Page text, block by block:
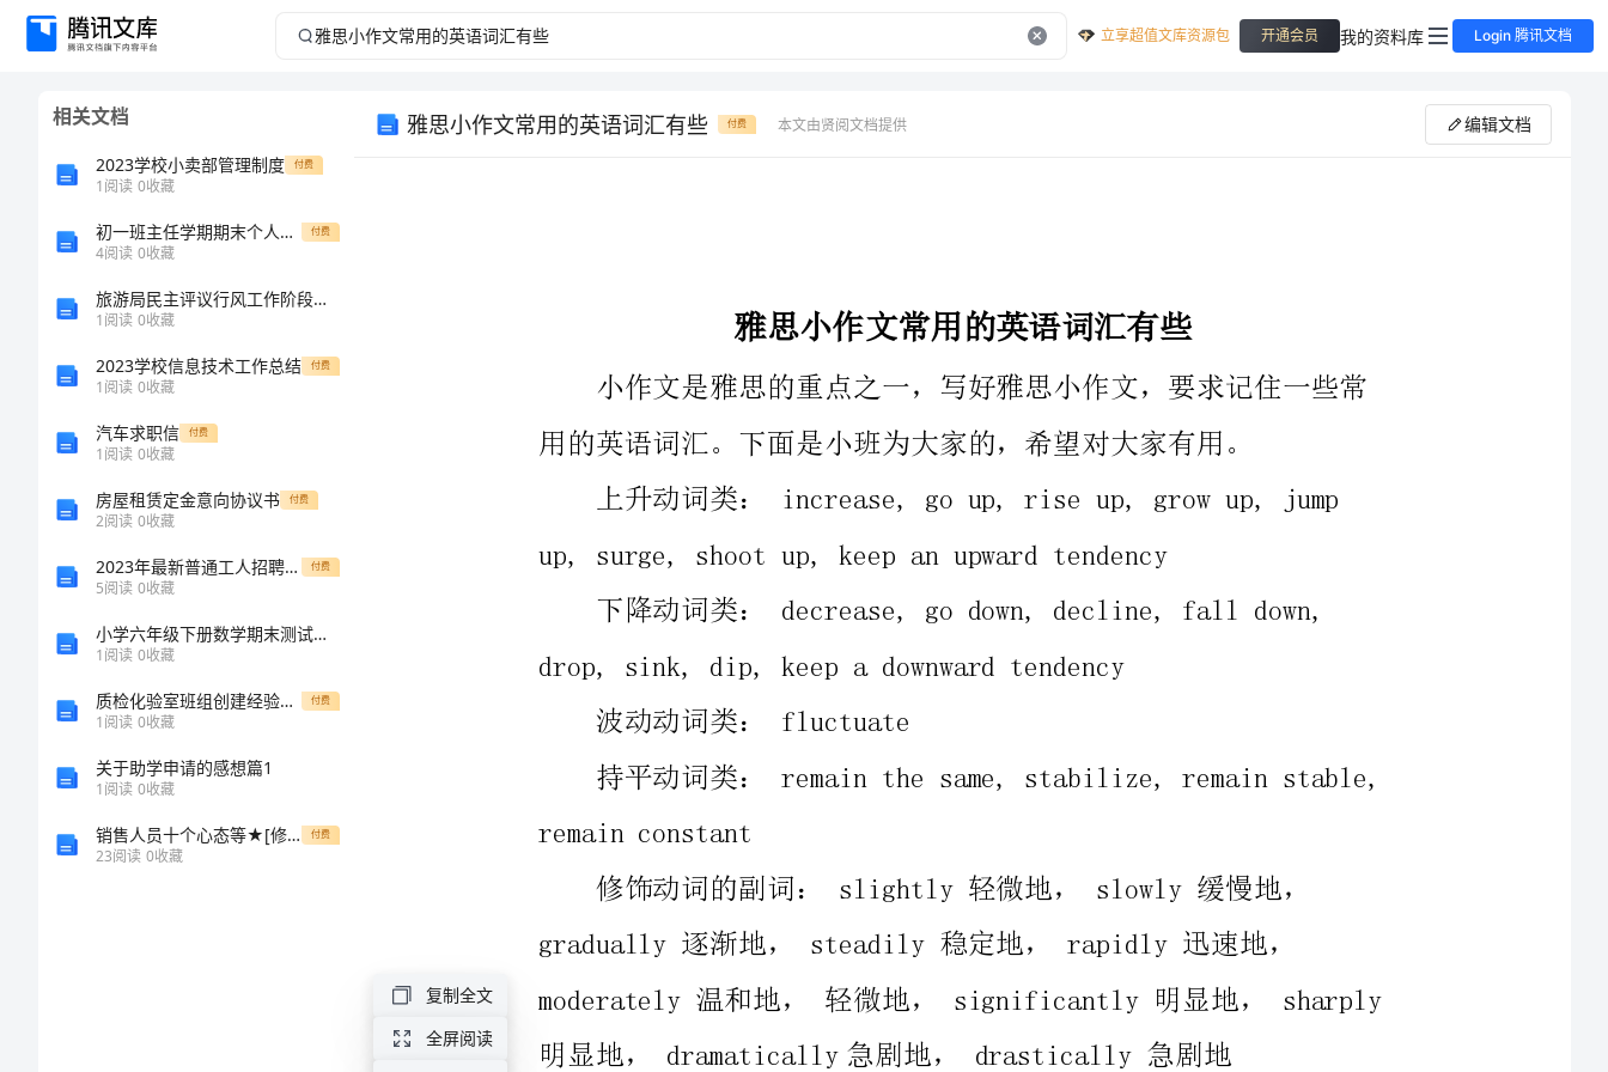
雅
立享超值文库资源包 开通会员 我的资料库 Login 腾讯文档
相关文档
2023学校小卖部管理制度 付费
1阅读 0收藏
初一班主任学期期末个人总结 付费
4阅读 0收藏
旅游局民主评议行风工作阶段总结及计划
1阅读 0收藏
2023学校信息技术工作总结 付费
1阅读 0收藏
汽车求职信 付费
1阅读 0收藏
房屋租赁定金意向协议书 付费
2阅读 0收藏
2023年最新普通工人招聘空白表格工作简历模板文档 付费
5阅读 0收藏
小学六年级下册数学期末测试卷附参考答案（预热题）
1阅读 0收藏
质检化验室班组创建经验材料 付费
1阅读 0收藏
关于助学申请的感想篇1
1阅读 0收藏
销售人员十个心态等★[修改版] 付费
23阅读 0收藏
雅思小作文常用的英语词汇有些 付费 本文由贤阅文档提供 编辑文档
波动名词类：fluctuation
修饰名词的形容词：slight,slow,gradual,steady,
用的英语词汇。下面是小班为大家的，希望对大家有用。
上升动词类：increase,goup,riseup,growup,jump
up,surge,shootup,keepanupwardtendency
波动动词类：fluctuate
持平动词类：remainthesame,stabilize,remainstable,
moderately温和地，轻微地，significantly明显地，sharply
复制全文
全屏阅读